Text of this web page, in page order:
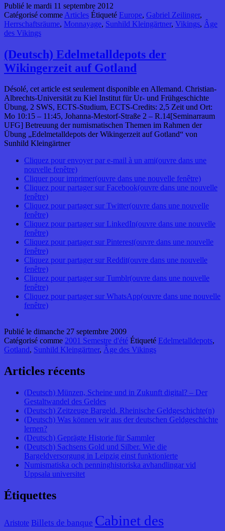
Publié le mardi 11 septembre 2012
Catégorisé comme Articles Étiqueté Europe, Gabriel Zeilinger,
Herrschaftsräume, Monnayage, Sunhild Kleingärtner, Vikings, Âge
des Vikings
(Deutsch) Edelmetalldepots der
Wikingerzeit auf Gotland
Désolé, cet article est seulement disponible en Allemand. Christian-
Albrechts-Universität zu Kiel Institut für Ur- und Frühgeschichte
Übung, 2 SWS, ECTS-Studium, ECTS-Credits: 2,5 Zeit und Ort:
Mo 10:15 – 11:45, Johanna-Mestorf-Straße 2 – R.14[Seminarraum
UFG] Betreuung der numismatischen Themen im Rahmen der
Übung „Edelmetalldepots der Wikingerzeit auf Gotland“ von
Sunhild Kleingärtner
Cliquez pour envoyer par e-mail à un ami(ouvre dans une
nouvelle fenêtre)
Cliquer pour imprimer(ouvre dans une nouvelle fenêtre)
Cliquez pour partager sur Facebook(ouvre dans une nouvelle
fenêtre)
Cliquez pour partager sur Twitter(ouvre dans une nouvelle
fenêtre)
Cliquez pour partager sur LinkedIn(ouvre dans une nouvelle
fenêtre)
Cliquez pour partager sur Pinterest(ouvre dans une nouvelle
fenêtre)
Cliquez pour partager sur Reddit(ouvre dans une nouvelle
fenêtre)
Cliquez pour partager sur Tumblr(ouvre dans une nouvelle
fenêtre)
Cliquez pour partager sur WhatsApp(ouvre dans une nouvelle
fenêtre)
Publié le dimanche 27 septembre 2009
Catégorisé comme 2001 Semestre d'été Étiqueté Edelmetalldepots,
Gotland, Sunhild Kleingärtner, Âge des Vikings
Articles récents
(Deutsch) Münzen, Scheine und in Zukunft digital? – Der
Gestaltwandel des Geldes
(Deutsch) Zeitzeuge Bargeld. Rheinische Geldgeschichte(n)
(Deutsch) Was können wir aus der deutschen Geldgeschichte
lernen?
(Deutsch) Geprägte Historie für Sammler
(Deutsch) Sachsens Gold und Silber. Wie die
Bargeldversorgung in Leipzig einst funktionierte
Numismatiska och penninghistoriska avhandlingar vid
Uppsala universitet
Étiquettes
Aristote Billets de banque Cabinet des